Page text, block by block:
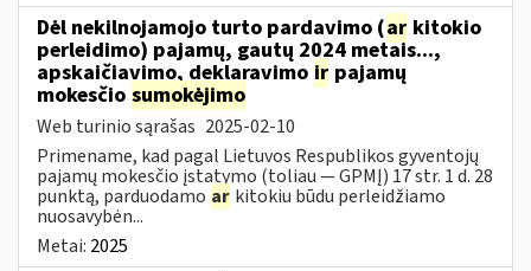
Dėl nekilnojamojo turto pardavimo (ar kitokio
perleidimo) pajamų, gautų 2024 metais...,
apskaičiavimo, deklaravimo ir pajamų
mokesčio sumokėjimo
Web turinio sąrašas 2025-02-10
Primename, kad pagal Lietuvos Respublikos gyventojų
pajamų mokesčio įstatymo (toliau — GPMĮ) 17 str. 1 d. 28
punktą, parduodamo ar kitokiu būdu perleidžiamo
nuosavybėn...
Metai: 2025